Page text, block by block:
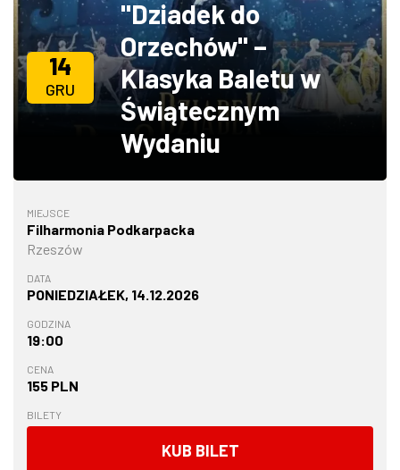
ZDJĘCIA
W RZESZOWIE
14
GRU
"Dziadek do
Orzechów" –
Klasyka Baletu w
Świątecznym
Wydaniu
MIEJSCE
Filharmonia Podkarpacka
Rzeszów
DATA
PONIEDZIAŁEK, 14.12.2026
GODZINA
19:00
CENA
155 PLN
BILETY
KUB BILET